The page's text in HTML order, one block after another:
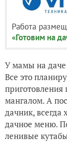
Работа
«Готовим на
У мамы на даче
Все это
приготовления
мангалом. А
дачник, всегда
дачное меню.
ленивые